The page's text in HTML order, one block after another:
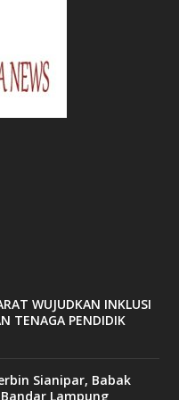
WUJUDKAN INKLUSI
TENAGA PENDIDIK
Sianipar, Babak
Lampung